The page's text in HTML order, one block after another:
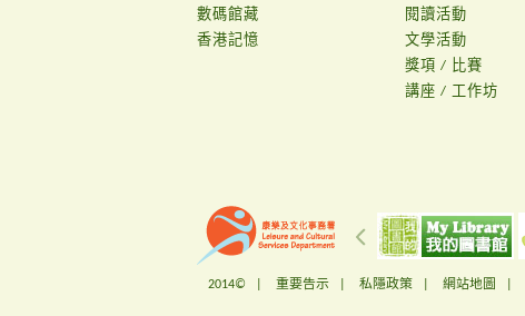
數碼館藏
香港記憶
閱讀活動
文學活動
獎項 / 比賽
講座 / 工作坊
2014© | 重要告示 私隱政策 網站地圖